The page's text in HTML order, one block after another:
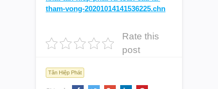
tham-vong-20201014141536225.chn
Rate this
post
Tân Hiệp Phát